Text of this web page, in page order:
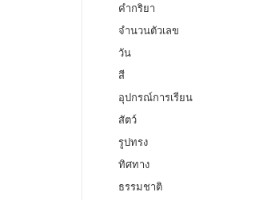
คำกริยา
จำนวนตัวเลข
วัน
สี
อุปกรณ์การเรียน
สัตว์
รูปทรง
ทิศทาง
ธรรมชาติ